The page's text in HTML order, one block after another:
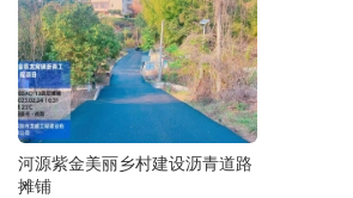
河源紫金美丽乡村建设沥青道路
摊铺